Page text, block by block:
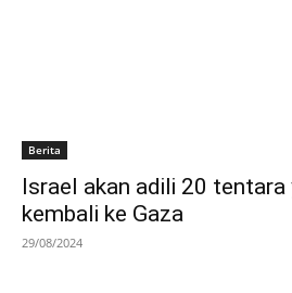
Berita
Israel akan adili 20
kembali ke Gaza
29/08/2024